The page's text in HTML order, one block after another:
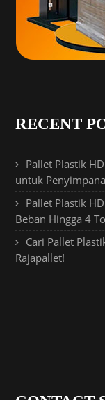
RECENT
Pallet Plastik
untuk
Pallet Plastik
Beban Hingga 4
Cari Pallet
Rajapallet!